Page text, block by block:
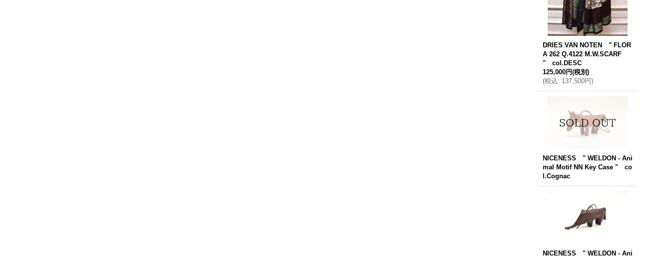
DRIES VAN NOTEN " FLOR
A 262 Q.4122 M.W.SCARF
" col.DESC
125,000円(税別)
(税込: 137,500円)
NICENESS " WELDON - Ani
mal Motif NN Key Case " co
l.Cognac
NICENESS " WELDON - Ani